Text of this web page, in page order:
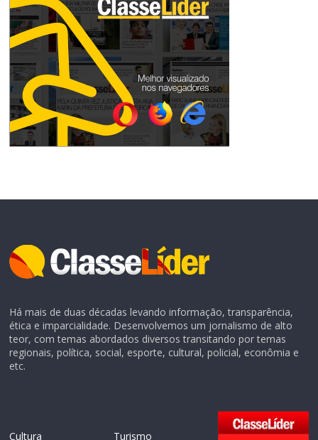
Há mais de duas décadas levando informação, transparência,
ética e imparcialidade. Desenvolvemos um jornalismo de alto
teor, com temas abordados diversos transitando por temas
regionais, política, social, esporte, cultural, policial, econômia e
etc.
Cultura Turismo